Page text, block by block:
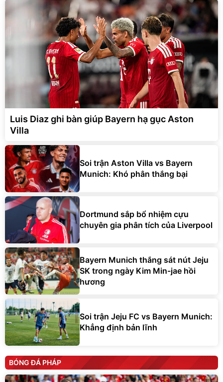
Luis Diaz ghi bàn giúp Bayern hạ gục Aston
Villa
Soi trận Aston Villa vs Bayern
Munich: Khó phân thắng bại
Dortmund sắp bổ nhiệm cựu
chuyên gia phân tích của Liverpool
Bayern Munich thắng sát nút Jeju
SK trong ngày Kim Min-jae hồi
hương
Soi trận Jeju FC vs Bayern Munich:
Khẳng định bản lĩnh
BÓNG ĐÁ PHÁP